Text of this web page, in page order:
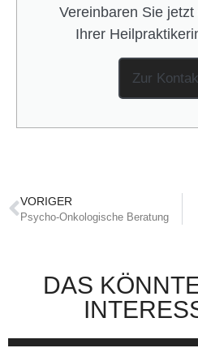
Vereinbaren Sie
Ihrer
Zur
VORIGER
Psycho-Onkologische Beratung
DAS